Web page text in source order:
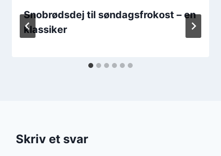
Snobrødsdej til søndagsfrokost – en
klassiker
Skriv et svar